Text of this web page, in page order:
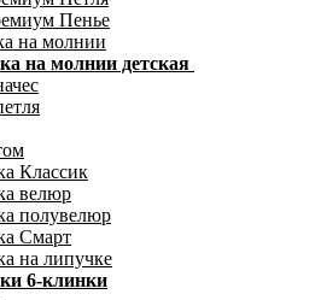
Пенье
на молнии
на молнии детская
Классик
велюр
полувелюр
Смарт
на липучке
6-клинки